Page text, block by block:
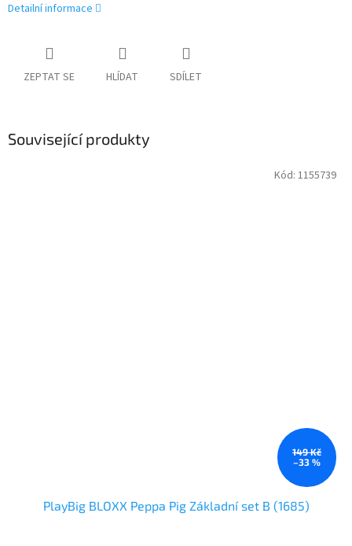
Detailní informace
ZEPTAT SE HLÍDAT SDÍLET
Související produkty
149 Kč
–33 %
PlayBig BLOXX Peppa Pig Základní set B (1685)
Kód: 1155739